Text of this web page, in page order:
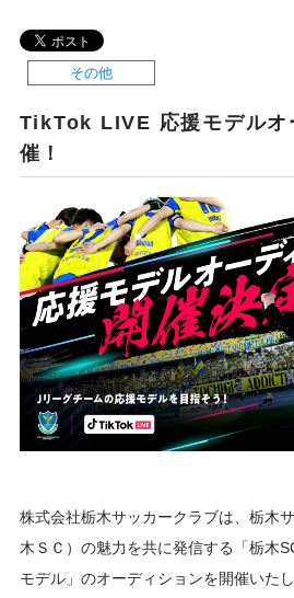
その他
TikTok LIVE 応援モデルオ
催！
株式会社栃木サッカークラブは、栃木
木ＳＣ）の魅力を共に発信する「栃木
モデル」のオーディションを開催いたし